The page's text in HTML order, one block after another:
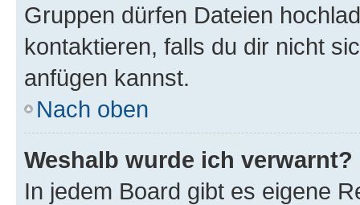
Gruppen dürfen Dateien
kontaktieren, falls du dir nicht
anfügen kannst.
Nach oben
Weshalb wurde ich verwarnt?
In jedem Board gibt es eigene